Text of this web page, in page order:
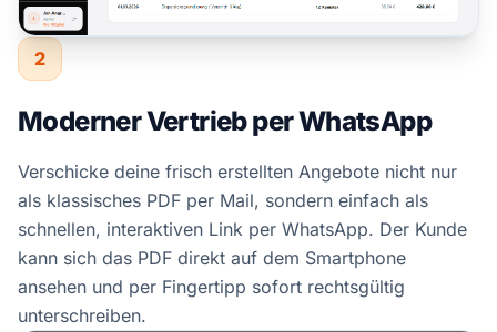
2
Moderner Vertrieb per WhatsApp
Verschicke deine frisch erstellten Angebote nicht nur
als klassisches PDF per Mail, sondern einfach als
schnellen, interaktiven Link per WhatsApp. Der Kunde
kann sich das PDF direkt auf dem Smartphone
ansehen und per Fingertipp sofort rechtsgültig
unterschreiben.